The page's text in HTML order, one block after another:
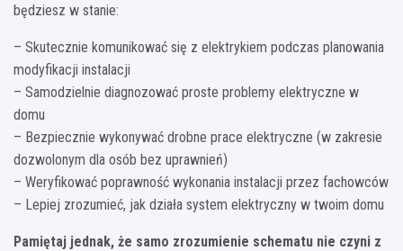
będziesz w stanie:
– Skutecznie komunikować się z elektrykiem podczas planowania
modyfikacji instalacji
– Samodzielnie diagnozować proste problemy elektryczne w
domu
– Bezpiecznie wykonywać drobne prace elektryczne (w zakresie
dozwolonym dla osób bez uprawnień)
– Weryfikować poprawność wykonania instalacji przez fachowców
– Lepiej zrozumieć, jak działa system elektryczny w twoim domu
Pamiętaj jednak, że samo zrozumienie schematu nie czyni z